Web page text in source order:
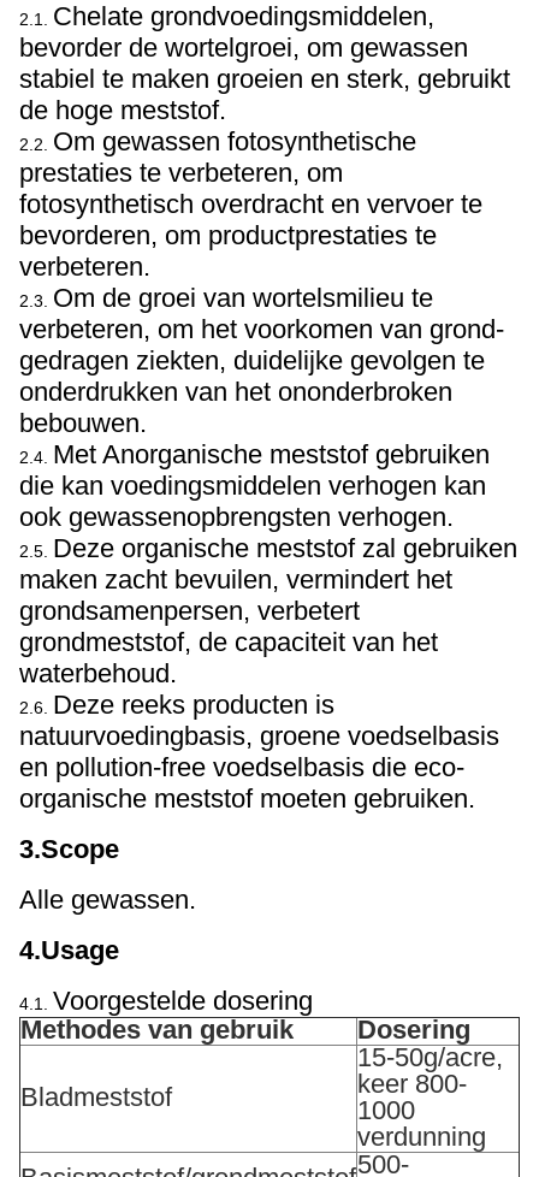
2.1. Chelate grondvoedingsmiddelen,
bevorder de wortelgroei, om gewassen
stabiel te maken groeien en sterk, gebruikt
de hoge meststof.
2.2. Om gewassen fotosynthetische
prestaties te verbeteren, om
fotosynthetisch overdracht en vervoer te
bevorderen, om productprestaties te
verbeteren.
2.3. Om de groei van wortelsmilieu te
verbeteren, om het voorkomen van grond-
gedragen ziekten, duidelijke gevolgen te
onderdrukken van het ononderbroken
bebouwen.
2.4. Met Anorganische meststof gebruiken
die kan voedingsmiddelen verhogen kan
ook gewassenopbrengsten verhogen.
2.5. Deze organische meststof zal gebruiken
maken zacht bevuilen, vermindert het
grondsamenpersen, verbetert
grondmeststof, de capaciteit van het
waterbehoud.
2.6. Deze reeks producten is
natuurvoedingbasis, groene voedselbasis
en pollution-free voedselbasis die eco-
organische meststof moeten gebruiken.
3.Scope
Alle gewassen.
4.Usage
4.1. Voorgestelde dosering
Methodes van gebruik
Dosering
Bladmeststof
15-50g/acre,
keer 800-
1000
verdunning
500-